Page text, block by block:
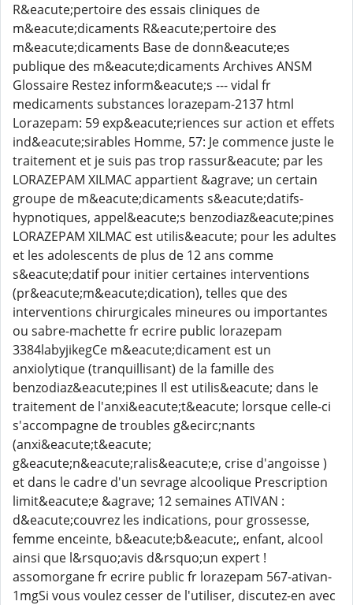
R&eacute;pertoire des essais cliniques de
m&eacute;dicaments R&eacute;pertoire des
m&eacute;dicaments Base de donn&eacute;es
publique des m&eacute;dicaments Archives ANSM
Glossaire Restez inform&eacute;s --- vidal fr
medicaments substances lorazepam-2137 html
Lorazepam: 59 exp&eacute;riences sur action et effets
ind&eacute;sirables Homme, 57: Je commence juste le
traitement et je suis pas trop rassur&eacute; par les
LORAZEPAM XILMAC appartient &agrave; un certain
groupe de m&eacute;dicaments s&eacute;datifs-
hypnotiques, appel&eacute;s benzodiaz&eacute;pines
LORAZEPAM XILMAC est utilis&eacute; pour les adultes
et les adolescents de plus de 12 ans comme
s&eacute;datif pour initier certaines interventions
(pr&eacute;m&eacute;dication), telles que des
interventions chirurgicales mineures ou importantes
ou sabre-machette fr ecrire public lorazepam
3384labyjikegCe m&eacute;dicament est un
anxiolytique (tranquillisant) de la famille des
benzodiaz&eacute;pines Il est utilis&eacute; dans le
traitement de l'anxi&eacute;t&eacute; lorsque celle-ci
s'accompagne de troubles g&ecirc;nants
(anxi&eacute;t&eacute;
g&eacute;n&eacute;ralis&eacute;e, crise d'angoisse )
et dans le cadre d'un sevrage alcoolique Prescription
limit&eacute;e &agrave; 12 semaines ATIVAN :
d&eacute;couvrez les indications, pour grossesse,
femme enceinte, b&eacute;b&eacute;, enfant, alcool
ainsi que l&rsquo;avis d&rsquo;un expert !
assomorgane fr ecrire public fr lorazepam 567-ativan-
1mgSi vous voulez cesser de l'utiliser, discutez-en avec